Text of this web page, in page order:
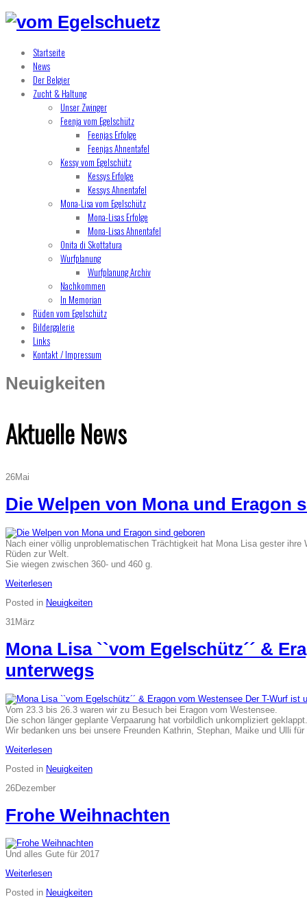
Startseite
News
Der Belgier
Zucht & Haltung
Unser Zwinger
Feenja vom Egelschütz
Feenjas Erfolge
Feenjas Ahnentafel
Kessy vom Egelschütz
Kessys Erfolge
Kessys Ahnentafel
Mona-Lisa vom Egelschütz
Mona-Lisas Erfolge
Mona-Lisas Ahnentafel
Onita di Skottatura
Wurfplanung
Wurfplanung Archiv
Nachkommen
In Memorian
Rüden vom Egelschütz
Bildergalerie
Links
Kontakt / Impressum
Neuigkeiten
Aktuelle News
26Mai
Die Welpen von Mona und Eragon
Nach einer völlig unproblematischen Trächtigkeit hat Mona Lisa gester
Rüden zur Welt.
Sie wiegen zwischen 360- und 460 g.
Weiterlesen
Posted in Neuigkeiten
31 März
Mona Lisa ``vom Egelschütz´´ &
unterwegs
Vom 23.3 bis 26.3 waren wir zu Besuch bei Eragon vom Westensee.
Die schon länger geplante Verpaarung hat vorbildlich unkompliziert geklappt.
Wir bedanken uns bei unsere Freunden Kathrin, Stephan, Maike und Ulli
Weiterlesen
Posted in Neuigkeiten
26Dezember
Frohe Weihnachten
Und alles Gute für 2017
Weiterlesen
Posted in Neuigkeiten